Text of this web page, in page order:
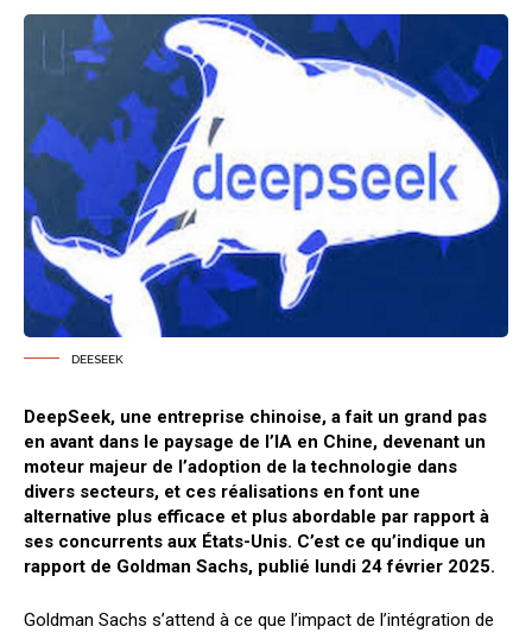
DEESEEK
DeepSeek, une entreprise chinoise, a fait un grand pas
en avant dans le paysage de l’IA en Chine, devenant un
moteur majeur de l’adoption de la technologie dans
divers secteurs, et ces réalisations en font une
alternative plus efficace et plus abordable par rapport à
ses concurrents aux États-Unis. C’est ce qu’indique un
rapport de Goldman Sachs, publié lundi 24 février 2025.
Goldman Sachs s’attend à ce que l’impact de l’intégration de